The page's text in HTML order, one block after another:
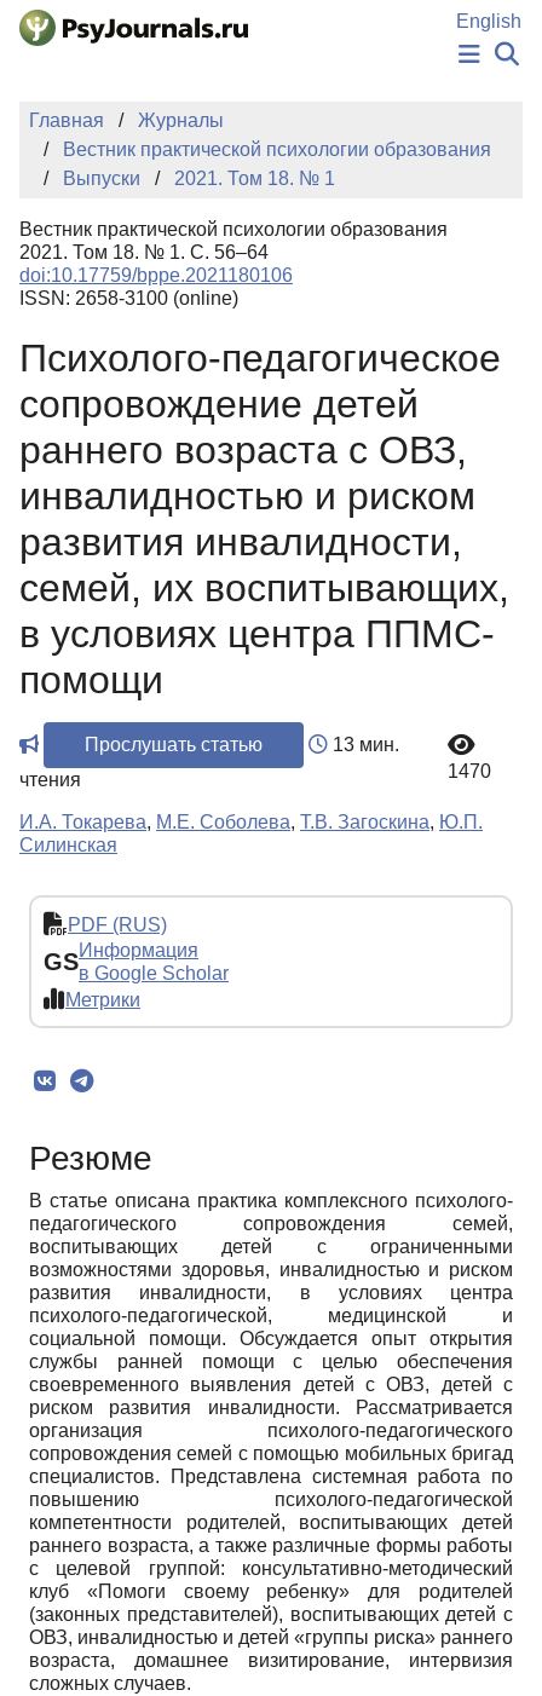
Перейти к основному содержанию
English
НОВОСТИ
ИЗДАНИЯ
АВТОРЫ
БАЗА ЗНАНИЙ
КЛЮЧЕВЫЕ СЛОВА
Регистрация
Главная
Журналы
Вестник практической психологии образования
Выпуски
2021. Том 18. № 1
Вестник практической психологии образования
2021. Том 18. № 1. С. 56–64
doi:10.17759/bppe.2021180106
ISSN: 2658-3100 (online)
Психолого-педагогическое
сопровождение детей
раннего возраста с ОВЗ,
инвалидностью и риском
развития инвалидности,
семей, их воспитывающих,
в условиях центра ППМС-
помощи
Прослушать статью
13 мин.
чтения
1470
И.А. Токарева, М.Е. Соболева, Т.В. Загоскина, Ю.П.
Силинская
PDF (RUS)
GSИнформация
в Google Scholar
Метрики
Резюме
В статье описана практика комплексного психолого-
педагогического сопровождения семей,
воспитывающих детей с ограниченными
возможностями здоровья, инвалидностью и риском
развития инвалидности, в условиях центра
психолого-педагогической, медицинской и
социальной помощи. Обсуждается опыт открытия
службы ранней помощи с целью обеспечения
своевременного выявления детей с ОВЗ, детей с
риском развития инвалидности. Рассматривается
организация психолого-педагогического
сопровождения семей с помощью мобильных бригад
специалистов. Представлена системная работа по
повышению психолого-педагогической
компетентности родителей, воспитывающих детей
раннего возраста, а также различные формы работы
с целевой группой: консультативно-методический
клуб «Помоги своему ребенку» для родителей
(законных представителей), воспитывающих детей с
ОВЗ, инвалидностью и детей «группы риска» раннего
возраста, домашнее визитирование, интервизия
сложных случаев.